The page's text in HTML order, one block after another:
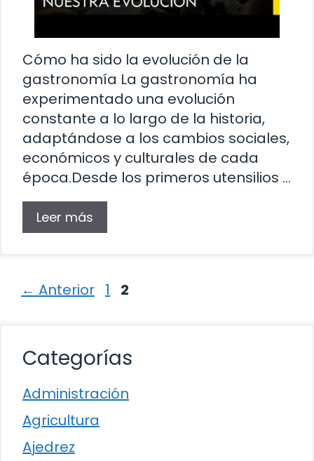
Cómo ha sido la evolución de la
gastronomía La gastronomía ha
experimentado una evolución
constante a lo largo de la historia,
adaptándose a los cambios sociales,
económicos y culturales de cada
época.Desde los primeros utensilios …
Leer más
← Anterior Página
1 Página
2
Categorías
Administración
Agricultura
Ajedrez